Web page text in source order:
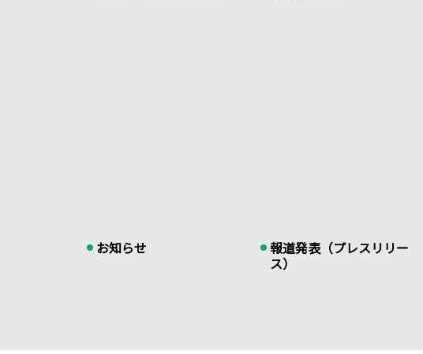
お知らせ
報道発表（プレスリリー
ス）